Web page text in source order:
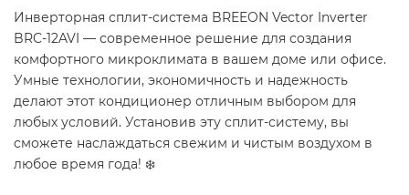
Инверторная сплит-система BREEON Vector Inverter
BRC-12AVI — современное решение для создания
комфортного микроклимата в вашем доме или офисе.
Умные технологии, экономичность и надежность
делают этот кондиционер отличным выбором для
любых условий. Установив эту сплит-систему, вы
сможете наслаждаться свежим и чистым воздухом в
любое время года! ❄️